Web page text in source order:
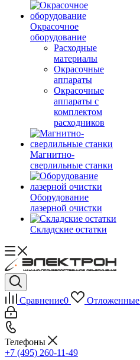
Окрасочное
оборудование
Расходные
материалы
Окрасочные
аппараты
Окрасочные
аппараты с
комплектом
расходников
Магнитно-
сверлильные станки
Оборудование
лазерной очистки
Складские остатки
Сравнение0 Отложенные
Телефоны
+7 (495) 260-11-49